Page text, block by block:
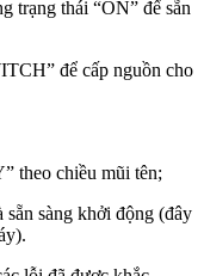
trạng thái “ON” để sẵn
để cấp nguồn cho
theo chiều mũi tên;
sàng khởi động (đây